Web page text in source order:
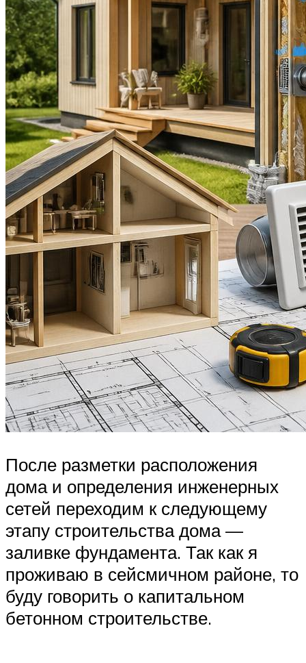
После разметки расположения
дома и определения инженерных
сетей переходим к следующему
этапу строительства дома —
заливке фундамента. Так как я
проживаю в сейсмичном районе, то
буду говорить о капитальном
бетонном строительстве.